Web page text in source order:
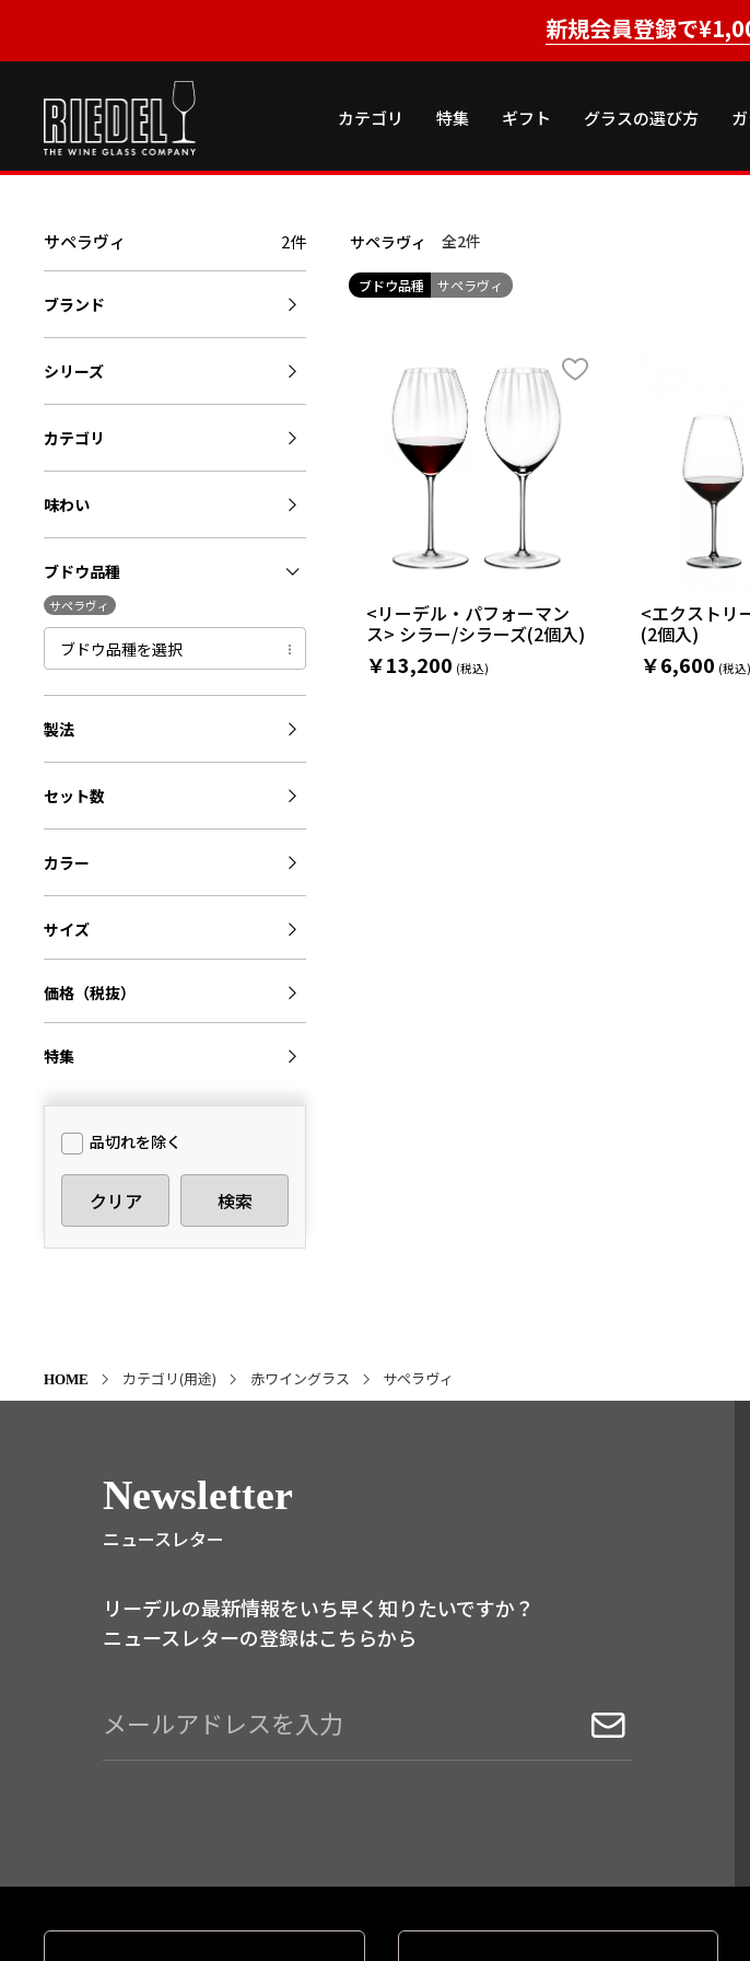
新規会員登録で
カテゴリ 特集 ギフト グラスの選び方
サペラヴィ 全2件
ブドウ品種 サペラヴィ
<リーデル・パフォーマン
ス> シラー/シラーズ(2個入)
￥13,200
<エクストリ
(2個入)
￥6,600
サペラヴィ 2件
ブランド
シリーズ
カテゴリ
味わい
ブドウ品種
サペラヴィ
ブドウ品種を選択
製法
セット数
カラー
サイズ
価格（税抜）
特集
品切れを除く
クリア 検索
HOME カテゴリ(用途) 赤ワイングラス サペラヴィ
Newsletter
ニュースレター
リーデルの最新情報をいち早く知りたいですか？
ニュースレターの登録はこちらから